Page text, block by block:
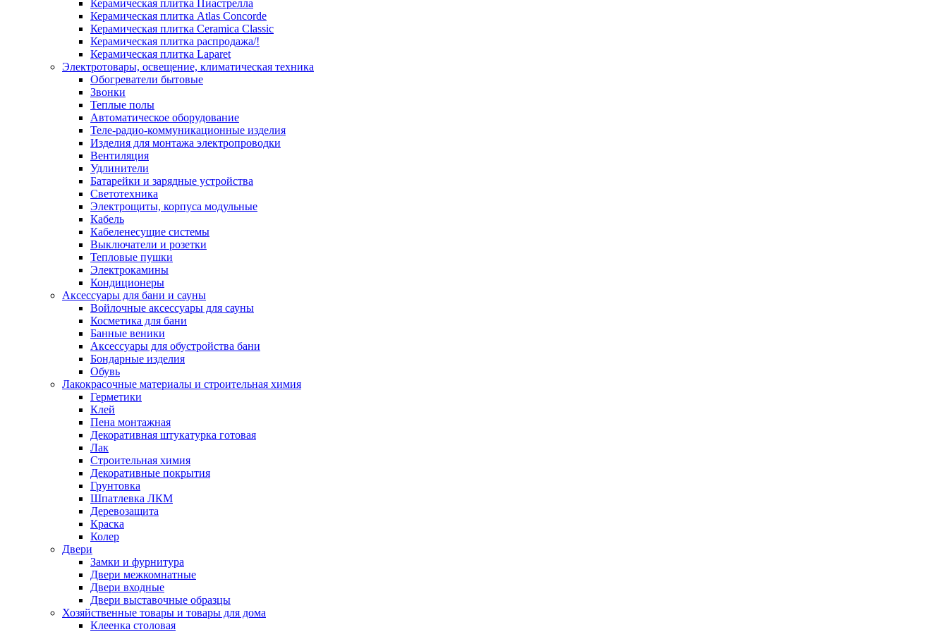
Керамическая плитка Пиастрелла
Керамическая плитка Atlas Concorde
Керамическая плитка Ceramica Classic
Керамическая плитка распродажа/!
Керамическая плитка Laparet
Электротовары, освещение, климатическая техника
Обогреватели бытовые
Звонки
Теплые полы
Автоматическое оборудование
Теле-радио-коммуникационные изделия
Изделия для монтажа электропроводки
Вентиляция
Удлинители
Батарейки и зарядные устройства
Светотехника
Электрощиты, корпуса модульные
Кабель
Кабеленесущие системы
Выключатели и розетки
Тепловые пушки
Электрокамины
Кондиционеры
Аксессуары для бани и сауны
Войлочные аксессуары для сауны
Косметика для бани
Банные веники
Аксессуары для обустройства бани
Бондарные изделия
Обувь
Лакокрасочные материалы и строительная химия
Герметики
Клей
Пена монтажная
Декоративная штукатурка готовая
Лак
Строительная химия
Декоративные покрытия
Грунтовка
Шпатлевка ЛКМ
Деревозащита
Краска
Колер
Двери
Замки и фурнитура
Двери межкомнатные
Двери входные
Двери выставочные образцы
Хозяйственные товары и товары для дома
Клеенка столовая